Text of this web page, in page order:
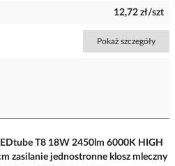
12,72 zł/szt
Pokaż szczegóły
T8 18W 2450lm 6000K HIGH
zasilanie jednostronne klosz mleczny